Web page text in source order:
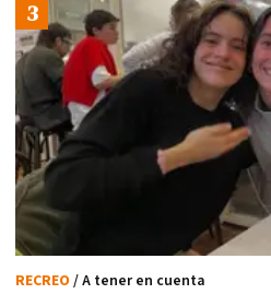
RECREO / A tener en cuenta